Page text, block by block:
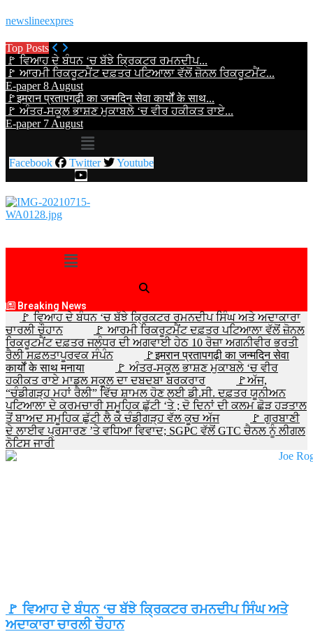
newslineexpres
Top Posts
🚩 ਵਿਆਹ ਦੇ ਬੰਧਨ ‘ਚ ਬੱਝੇ ਕ੍ਰਿਕਟਰ ਰਮਨਦੀਪ...
🚩 ਆਰਮੀ ਰਿਕਰੂਟਮੈਂਟ ਦਫ਼ਤਰ ਪਟਿਆਲਾ ਵੱਲੋਂ ਜ਼ੋਨਲ ਰਿਕਰੂਟਮੈਂਟ...
E-paper 8 August
🚩इमरान प्रतापगढ़ी का जन्मदिन सेवा कार्यों के साथ...
🚩 ਅੰਤਰ-ਸਕੂਲ ਭਾਸ਼ਣ ਮੁਕਾਬਲੇ ‘ਚ ਵੀਰ ਹਕੀਕਤ ਰਾਏ...
E-paper 7 August
Menu
Facebook Twitter Youtube
Menu
Breaking News
🚩 ਵਿਆਹ ਦੇ ਬੰਧਨ ‘ਚ ਬੱਝੇ ਕ੍ਰਿਕਟਰ ਰਮਨਦੀਪ ਸਿੰਘ ਅਤੇ ਅਦਾਕਾਰਾ
ਚਾਰਲੀ ਚੌਹਾਨ
🚩 ਆਰਮੀ ਰਿਕਰੂਟਮੈਂਟ ਦਫ਼ਤਰ ਪਟਿਆਲਾ ਵੱਲੋਂ ਜ਼ੋਨਲ
ਰਿਕਰੂਟਮੈਂਟ ਦਫ਼ਤਰ ਜਲੰਧਰ ਦੀ ਅਗਵਾਈ ਹੇਠ 10 ਰੋਜ਼ਾ ਅਗਨੀਵੀਰ ਭਰਤੀ
ਰੈਲੀ ਸਫ਼ਲਤਾਪੂਰਵਕ ਸੰਪੰਨ
🚩इमरान प्रतापगढ़ी का जन्मदिन सेवा
कार्यों के साथ मनाया
🚩 ਅੰਤਰ-ਸਕੂਲ ਭਾਸ਼ਣ ਮੁਕਾਬਲੇ ‘ਚ ਵੀਰ
ਹਕੀਕਤ ਰਾਏ ਮਾਡਲ ਸਕੂਲ ਦਾ ਦਬਦਬਾ ਬਰਕਰਾਰ
🚩ਅੱਜ,
“ਚੰਡੀਗੜ੍ਹ ਮਹਾਂ ਰੈਲੀ” ਵਿੱਚ ਸ਼ਾਮਲ ਹੋਣ ਲਈ ਡੀ.ਸੀ. ਦਫ਼ਤਰ ਯੂਨੀਅਨ
ਪਟਿਆਲਾ ਦੇ ਕਰਮਚਾਰੀ ਸਮੂਹਿਕ ਛੁੱਟੀ ‘ਤੇ ; ਦੋ ਦਿਨਾਂ ਦੀ ਕਲਮ ਛੋੜ ਹੜਤਾਲ
ਤੋਂ ਬਾਅਦ ਸਮੂਹਿਕ ਛੁੱਟੀ ਲੈ ਕੇ ਚੰਡੀਗੜ੍ਹ ਵੱਲ ਕੂਚ ਅੱਜ
🚩 ਗੁਰਬਾਣੀ
ਦੇ ਲਾਈਵ ਪ੍ਰਸਾਰਣ ’ਤੇ ਵਧਿਆ ਵਿਵਾਦ; SGPC ਵੱਲੋਂ GTC ਚੈਨਲ ਨੂੰ ਲੀਗਲ
ਨੋਟਿਸ ਜਾਰੀ
🚩 ਵਿਆਹ ਦੇ ਬੰਧਨ ‘ਚ ਬੱਝੇ ਕ੍ਰਿਕਟਰ ਰਮਨਦੀਪ ਸਿੰਘ ਅਤੇ
ਅਦਾਕਾਰਾ ਚਾਰਲੀ ਚੌਹਾਨ